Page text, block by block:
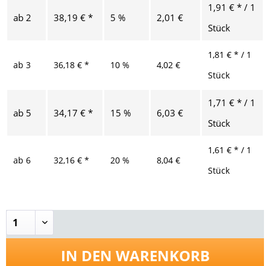
ab 2 38,19 € * 5 % 2,01 €
1,91 € * / 1
Stück
ab 3 36,18 € * 10 % 4,02 €
1,81 € * / 1
Stück
ab 5 34,17 € * 15 % 6,03 €
1,71 € * / 1
Stück
ab 6 32,16 € * 20 % 8,04 €
1,61 € * / 1
Stück
IN DEN WARENKORB